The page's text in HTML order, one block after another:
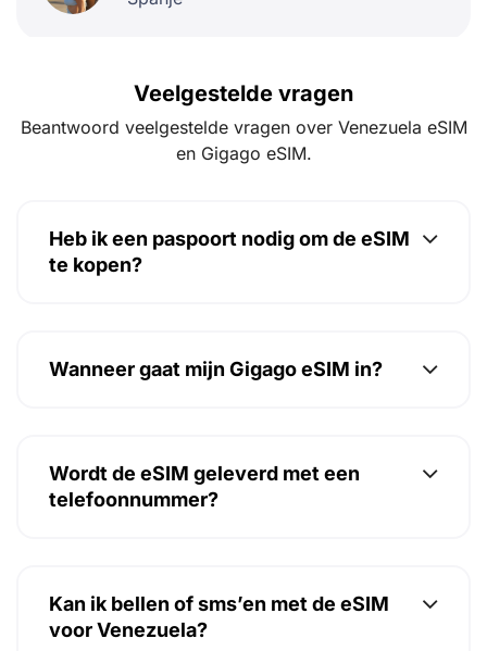
Veelgestelde vragen
Beantwoord veelgestelde vragen over Venezuela eSIM
en Gigago eSIM.
Heb ik een paspoort nodig om de eSIM
te kopen?
Wanneer gaat mijn Gigago eSIM in?
Wordt de eSIM geleverd met een
telefoonnummer?
Kan ik bellen of sms’en met de eSIM
voor Venezuela?